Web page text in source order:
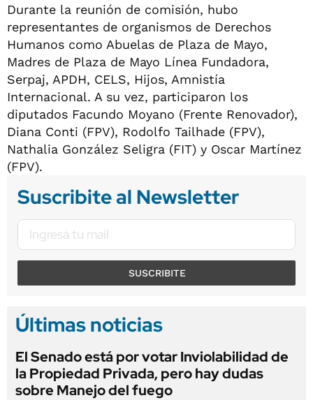
Durante la reunión de comisión, hubo
representantes de organismos de Derechos
Humanos como Abuelas de Plaza de Mayo,
Madres de Plaza de Mayo Línea Fundadora,
Serpaj, APDH, CELS, Hijos, Amnistía
Internacional. A su vez, participaron los
diputados Facundo Moyano (Frente Renovador),
Diana Conti (FPV), Rodolfo Tailhade (FPV),
Nathalia González Seligra (FIT) y Oscar Martínez
(FPV).
Suscribite al Newsletter
SUSCRIBITE
Últimas noticias
El Senado está por votar Inviolabilidad de
la Propiedad Privada, pero hay dudas
sobre Manejo del fuego